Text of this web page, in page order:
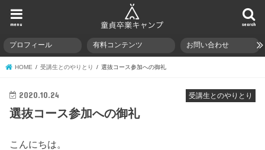
search
menu
プロフィール 有料コンテンツ お問い合わせ
HOME 受講生とのやりとり 選抜コース参加への御礼
受講生とのやりとり
2020.10.24
選抜コース参加への御礼
こんにちは。